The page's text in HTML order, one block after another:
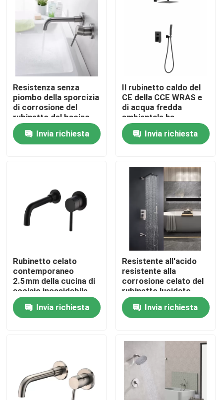
Casa
Prodotti
Chi siamo
Controllo di qualità
Contattaci
Rubinetto per lavabo in acciaio inossidabile
Resistenza senza
piombo della sporcizia
di corrosione del
rubinetto del bacino
del bagno del
supporto della parete
Invia richiesta
Il rubinetto caldo del
CE della CCE WRAS e
di acqua fredda
ambientale ha
spazzolato il
rivestimento del nichel
Invia richiesta
Rubinetto celato
contemporaneo
2.5mm della cucina di
acciaio inossidabile
densamente
Invia richiesta
Resistente all'acido
resistente alla
corrosione celato del
rubinetto lucidato
bagno
Invia richiesta